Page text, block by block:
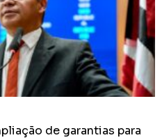
de garantias para